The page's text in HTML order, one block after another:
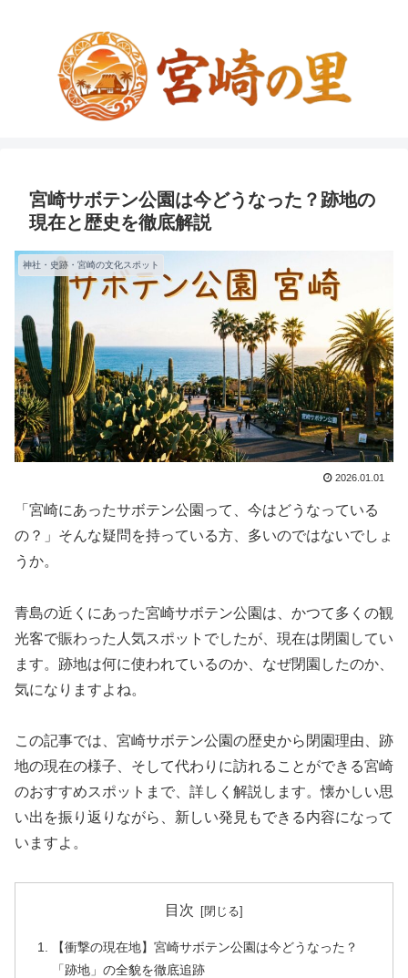
宮崎サボテン公園は今どうなった？跡地の
現在と歴史を徹底解説
神社・史跡・宮崎の文化スポット
2026.01.01
「宮崎にあったサボテン公園って、今はどうなっている
の？」そんな疑問を持っている方、多いのではないでしょ
うか。
青島の近くにあった宮崎サボテン公園は、かつて多くの観
光客で賑わった人気スポットでしたが、現在は閉園してい
ます。跡地は何に使われているのか、なぜ閉園したのか、
気になりますよね。
この記事では、宮崎サボテン公園の歴史から閉園理由、跡
地の現在の様子、そして代わりに訪れることができる宮崎
のおすすめスポットまで、詳しく解説します。懐かしい思
い出を振り返りながら、新しい発見もできる内容になって
いますよ。
目次
【衝撃の現在地】宮崎サボテン公園は今どうなった？
「跡地」の全貌を徹底追跡